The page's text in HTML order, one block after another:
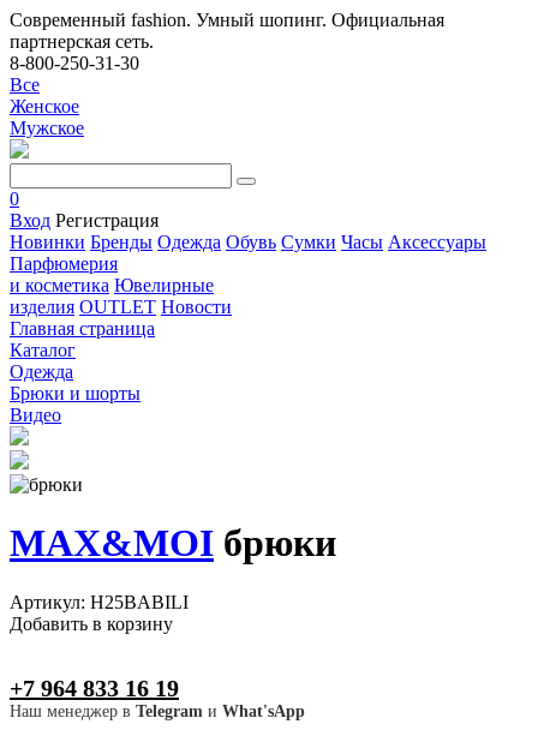
Современный fashion. Умный шопинг. Официальная
партнерская сеть.
8-800-250-31-30
Все
Женское
Мужское
0
Вход Регистрация
Новинки Бренды Одежда Обувь Сумки Часы Аксессуары
Парфюмерия
и косметика Ювелирные
изделия OUTLET Новости
Главная страница
Каталог
Одежда
Брюки и шорты
Видео
MAX&MOI брюки
Артикул: H25BABILI
Добавить в корзину
+7 964 833 16 19
Наш менеджер в Telegram и What'sApp